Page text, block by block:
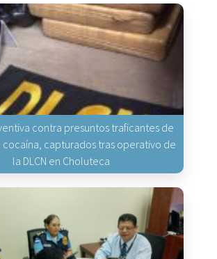
contra presuntos traficantes de
cocaína, capturados tras operativo de
la DLCN en Choluteca